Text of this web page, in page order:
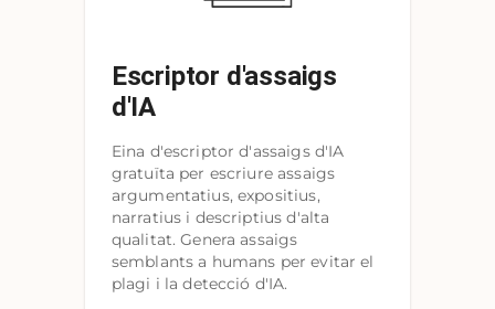
Escriptor d'assaigs
d'IA
Eina d'escriptor d'assaigs d'IA
gratuïta per escriure assaigs
argumentatius, expositius,
narratius i descriptius d'alta
qualitat. Genera assaigs
semblants a humans per evitar el
plagi i la detecció d'IA.